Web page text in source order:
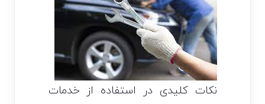
نکات کلیدی در استفاده از خدمات